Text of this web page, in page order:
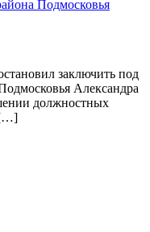
Подмосковья
заключить под
Александра
должностных
[…]